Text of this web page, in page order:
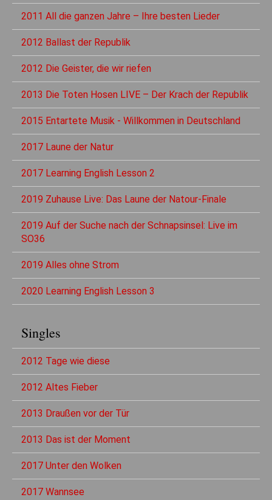
2011 All die ganzen Jahre – Ihre besten Lieder
2012 Ballast der Republik
2012 Die Geister, die wir riefen
2013 Die Toten Hosen LIVE – Der Krach der Republik
2015 Entartete Musik - Willkommen in Deutschland
2017 Laune der Natur
2017 Learning English Lesson 2
2019 Zuhause Live: Das Laune der Natour-Finale
2019 Auf der Suche nach der Schnapsinsel: Live im
SO36
2019 Alles ohne Strom
2020 Learning English Lesson 3
Singles
2012 Tage wie diese
2012 Altes Fieber
2013 Draußen vor der Tür
2013 Das ist der Moment
2017 Unter den Wolken
2017 Wannsee